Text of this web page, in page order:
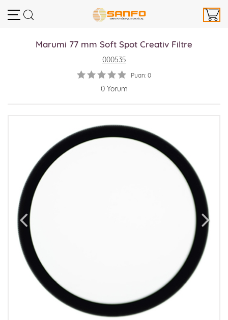
Marumi 77 mm Soft Spot Creativ Filtre
000535
Puan: 0
0 Yorum